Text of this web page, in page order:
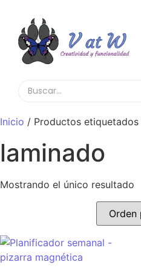
Inicio / Productos etiquetados
laminado
Mostrando el único resultado